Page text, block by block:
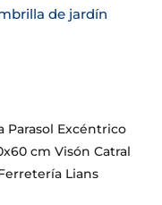
Parasol Excéntrico
cm Visón Catral
Lians